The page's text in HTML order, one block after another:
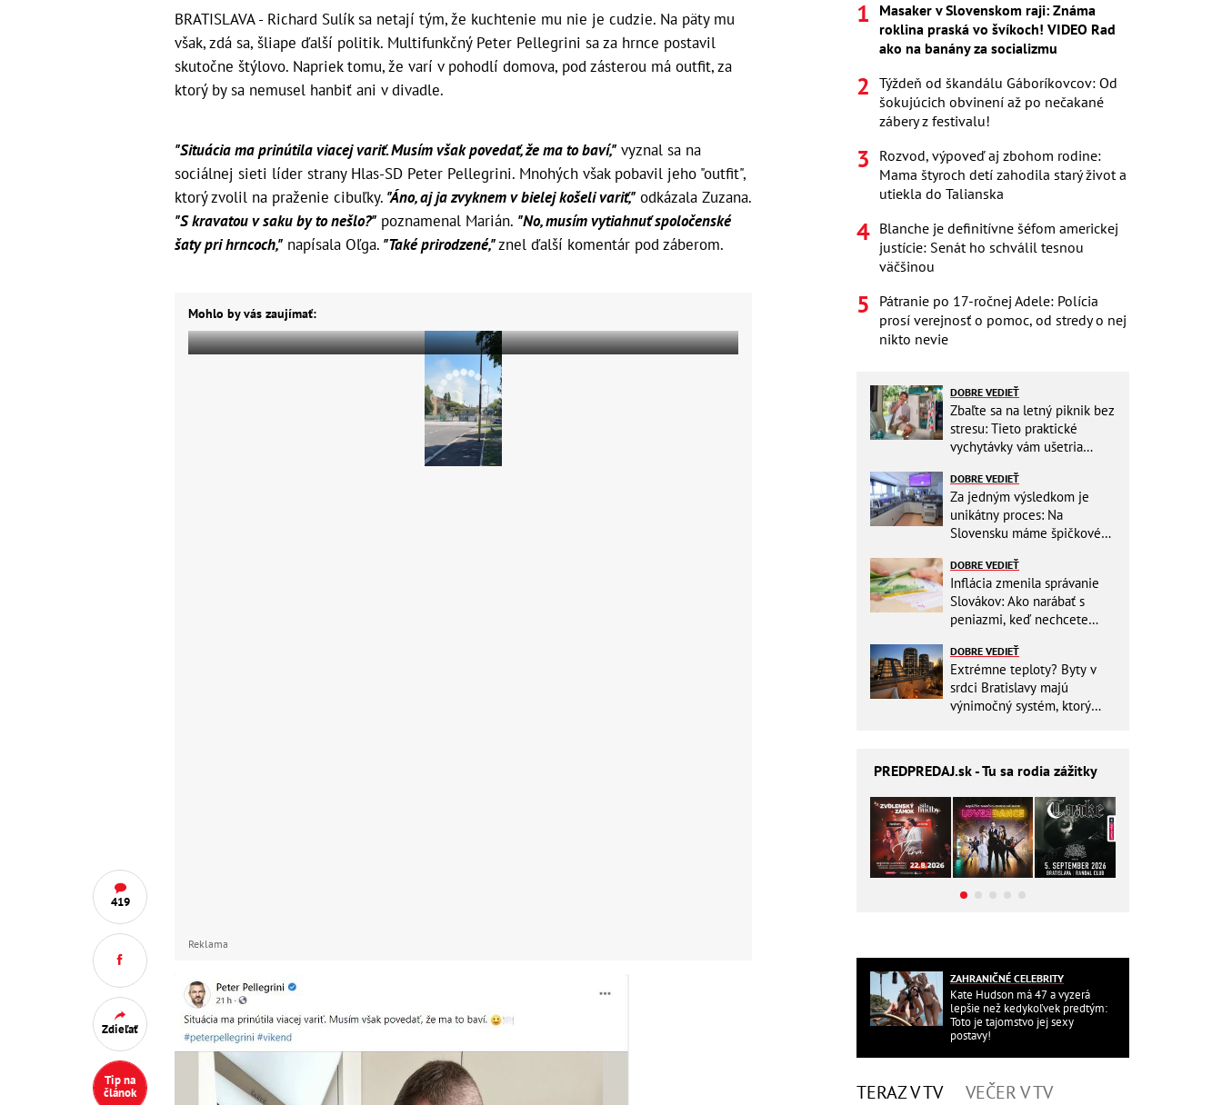
419
Zdieľať
Tip na
článok
BRATISLAVA - Richard Sulík sa netají tým, že kuchtenie mu nie je cudzie. Na päty mu
však, zdá sa, šliape ďalší politik. Multifunkčný Peter Pellegrini sa za hrnce postavil
skutočne štýlovo. Napriek tomu, že varí v pohodlí domova, pod zásterou má outfit, za
ktorý by sa nemusel hanbiť ani v divadle.
"Situácia ma prinútila viacej variť. Musím však povedať, že ma to baví," vyznal sa na
sociálnej sieti líder strany Hlas-SD Peter Pellegrini. Mnohých však pobavil jeho "outfit",
ktorý zvolil na praženie cibuľky. "Áno, aj ja zvyknem v bielej košeli variť," odkázala Zuzana.
"S kravatou v saku by to nešlo?" poznamenal Marián. "No, musím vytiahnuť spoločenské
šaty pri hrncoch," napísala Oľga. "Také prirodzené,"znel ďalší komentár pod záberom.
Mohlo by vás zaujímať:
Reklama
Masaker v Slovenskom raji: Známa
roklina praská vo švíkoch! VIDEO Rad
ako na banány za socializmu
Týždeň od škandálu Gáboríkovcov: Od
šokujúcich obvinení až po nečakané
zábery z festivalu!
Rozvod, výpoveď aj zbohom rodine:
Mama štyroch detí zahodila starý život a
utiekla do Talianska
Blanche je definitívne šéfom americkej
justície: Senát ho schválil tesnou
väčšinou
Pátranie po 17-ročnej Adele: Polícia
prosí verejnosť o pomoc, od stredy o nej
nikto nevie
DOBRE VEDIEŤ
Zbaľte sa na letný piknik bez
stresu: Tieto praktické
vychytávky vám ušetria
DOBRE VEDIEŤ
Za jedným výsledkom je
unikátny proces: Na
Slovensku máme špičkové
DOBRE VEDIEŤ
Inflácia zmenila správanie
Slovákov: Ako narábať s
peniazmi, keď nechcete
DOBRE VEDIEŤ
Extrémne teploty? Byty v
srdci Bratislavy majú
výnimočný systém, ktorý
PREDPREDAJ.sk - Tu sa rodia zážitky
ZAHRANIČNÉ CELEBRITY
Kate Hudson má 47 a vyzerá
lepšie než kedykoľvek predtým:
Toto je tajomstvo jej sexy
postavy!
TERAZ V TV VEČER V TV